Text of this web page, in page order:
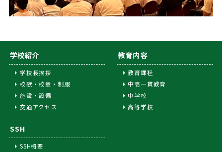
学校紹介
学校長挨拶
校歌・校章・制服
施設・設備
交通アクセス
教育内容
教育課程
中高一貫教育
中学校
高等学校
SSH
SSH概要